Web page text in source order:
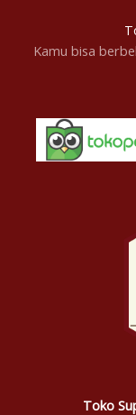
Kamu bisa
Toko